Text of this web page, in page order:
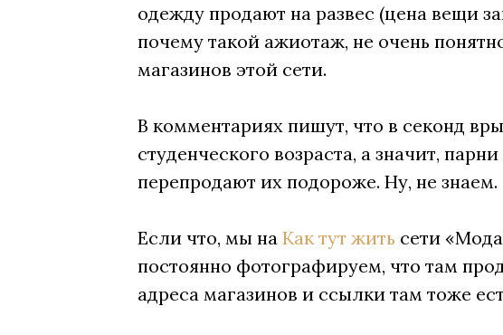
одежду продают на развес (цена вещи
почему такой ажиотаж, не очень
магазинов этой сети.
В комментариях пишут, что в секонд
студенческого возраста, а значит,
перепродают их подороже. Ну, не знаем.
Если что, мы на Как тут жить сети
постоянно фотографируем, что там
адреса магазинов и ссылки там тоже